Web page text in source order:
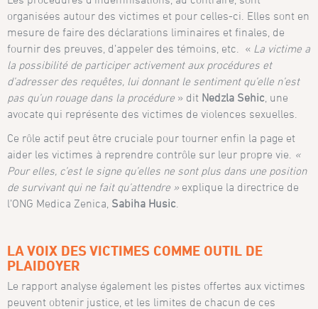
organisées autour des victimes et pour celles-ci. Elles sont en
mesure de faire des déclarations liminaires et finales, de
fournir des preuves, d’appeler des témoins, etc. « La victime a
la possibilité de participer activement aux procédures et
d’adresser des requêtes, lui donnant le sentiment qu’elle n’est
pas qu’un rouage dans la procédure » dit Nedzla Sehic , une
avocate qui représente des victimes de violences sexuelles.
Ce rôle actif peut être cruciale pour tourner enfin la page et
aider les victimes à reprendre contrôle sur leur propre vie. «
Pour elles, c’est le signe qu’elles ne sont plus dans une position
de survivant qui ne fait qu’attendre » explique la directrice de
l’ONG Medica Zenica, Sabiha Husic
LA VOIX DES VICTIMES COMME OUTIL DE
PLAIDOYER
Le rapport analyse également les pistes offertes aux victimes
peuvent obtenir justice, et les limites de chacun de ces